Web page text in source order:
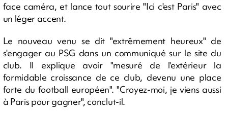
face caméra, et lance tout sourire "Ici c'est Paris" avec
un léger accent.
Le nouveau venu se dit "extrêmement heureux" de
s'engager au PSG dans un communiqué sur le site du
club. Il explique avoir "mesuré de l'extérieur la
formidable croissance de ce club, devenu une place
forte du football européen". "Croyez-moi, je viens aussi
à Paris pour gagner", conclut-il.